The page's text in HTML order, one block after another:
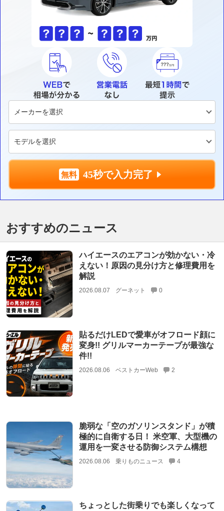
45秒で入力完了
おすすめのニュース
ハイエースのエアコンが効かない・冷
えない！原因の見分け方と修理費用を
解説
2026.08.07 グーネット 0
貼るだけLEDで愛車がオフロード顔に
変身!! グリルマーカーテープが最強な
件!!
2026.08.06 ベストカーWeb 2
脆弱な「空のガソリンスタンド」が積
極的に自衛する日！ 米空軍、大型機の
運用を一変させる防御システム構想
2026.08.06 乗りものニュース 4
ちょっとした街乗りでも楽しくなって